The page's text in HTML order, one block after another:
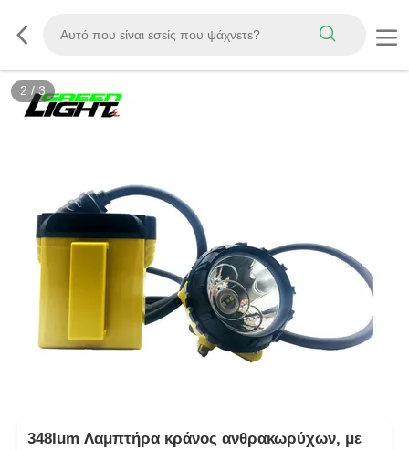
2 /3
348lum Λαμπτήρα κράνος ανθρακωρύχων, με